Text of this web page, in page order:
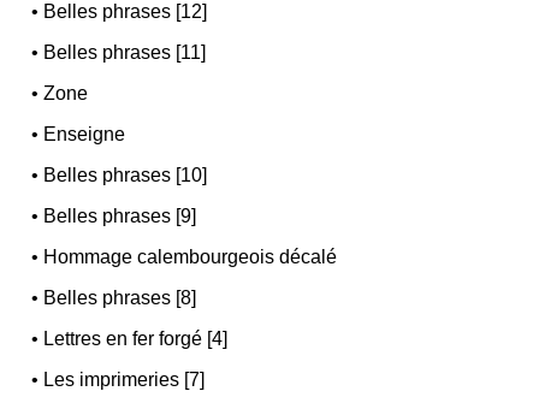
• Belles phrases [12]
• Belles phrases [11]
•Zone
• Enseigne
• Belles phrases [10]
• Belles phrases [9]
• Hommage calembourgeois décalé
• Belles phrases [8]
• Lettres en fer forgé [4]
• Les imprimeries [7]